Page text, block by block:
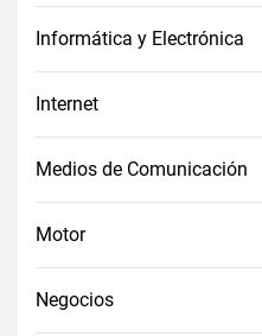
Informática y Electrónica
Internet
Medios de Comunicación
Motor
Negocios